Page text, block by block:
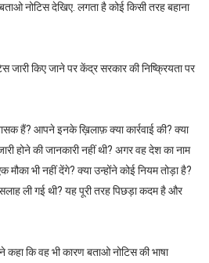
नोटिस देखिए. लगता है कोई किसी तरह बहाना
जारी किए जाने पर केंद्र सरकार की निष्क्रियता पर
हैं? आपने इनके ख़िलाफ़ क्या कार्रवाई की? क्या
होने की जानकारी नहीं थी? अगर वह देश का नाम
मौका भी नहीं देंगे? क्या उन्होंने कोई नियम तोड़ा है?
ली गई थी? यह पूरी तरह पिछड़ा कदम है और
कि वह भी कारण बताओ नोटिस की भाषा